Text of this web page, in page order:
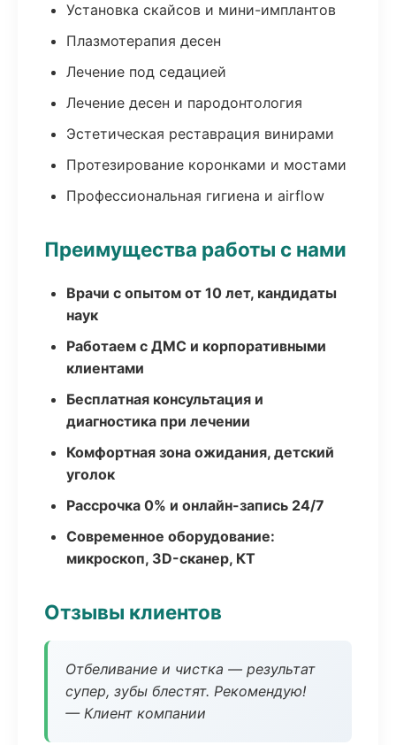
Установка скайсов и мини-имплантов
Плазмотерапия десен
Лечение под седацией
Лечение десен и пародонтология
Эстетическая реставрация винирами
Протезирование коронками и мостами
Профессиональная гигиена и airflow
Преимущества работы с нами
Врачи с опытом от 10 лет, кандидаты
наук
Работаем с ДМС и корпоративными
клиентами
Бесплатная консультация и
диагностика при лечении
Комфортная зона ожидания, детский
уголок
Рассрочка 0% и онлайн-запись 24/7
Современное оборудование:
микроскоп, 3D-сканер, КТ
Отзывы клиентов
Отбеливание и чистка — результат
супер, зубы блестят. Рекомендую!
— Клиент компании